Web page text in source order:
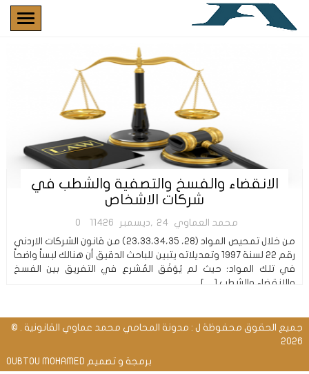
الانقضاء والفسخ والتصفية والشطب في
شركات الاشخاص
محمد العماوي 24,ديسمبر 11426
0
من خلال تمحيص المواد (28، 23،33،34،35) من قانون الشركات الاردني
رقم 22 لسنة 1997 وتعديلاته يتبين للباحث الدقيق أن هنالك لبساً واضحاً
في تلك المواد؛ حيث لم يُوَفَق المُشرع في التفريق بين الفسخ
والانقضاء والشطب […]
جميع الحقوق محفوظة ل : مدونة المحامي محمد عماوي القانونية . ©
2026
برمجة و تصميم OUBTOU MOHAMED